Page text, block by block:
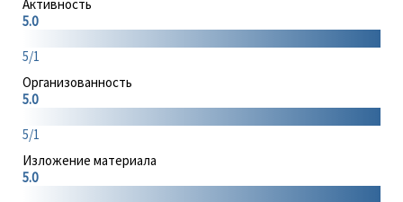
Активность
5.0
5/1
Организованность
5.0
5/1
Изложение материала
5.0